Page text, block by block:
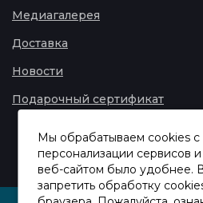
Медиагалерея
Доставка
Новости
Подарочный сертификат
Мы обрабатываем cookies с
персонализации сервисов
веб-сайтом было удобнее.
запретить обработку